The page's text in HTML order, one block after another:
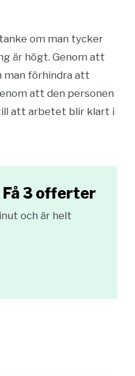
om man tycker
är högt. Genom att
man förhindra att
att den personen
att arbetet blir klart i
3 offerter
och är helt